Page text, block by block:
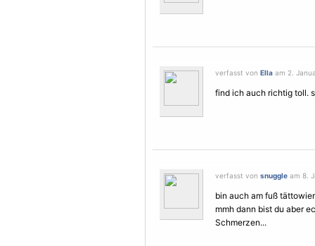
verfasst von Ella am 2.
find ich auch richtig toll.
verfasst von snuggle am 8.
bin auch am fuß
mmh dann bist du aber
Schmerzen...